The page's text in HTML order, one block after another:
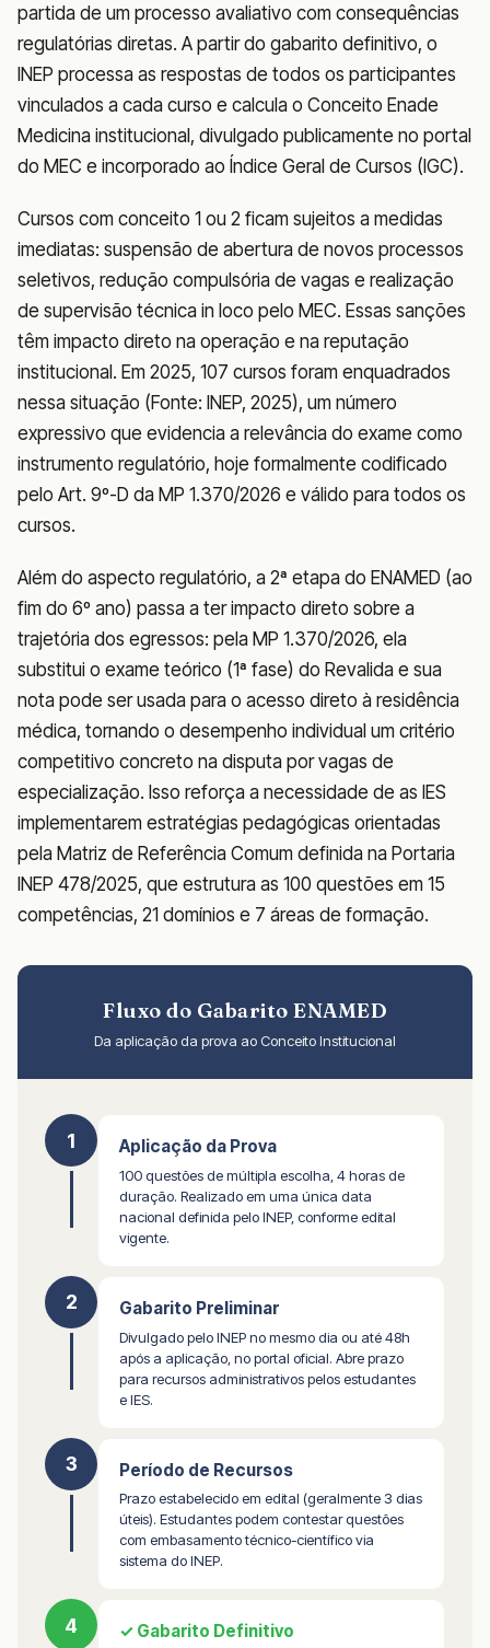
partida de um processo avaliativo com consequências
regulatórias diretas. A partir do gabarito definitivo, o
INEP processa as respostas de todos os participantes
vinculados a cada curso e calcula o Conceito Enade
Medicina institucional, divulgado publicamente no portal
do MEC e incorporado ao Índice Geral de Cursos (IGC).
Cursos com conceito 1 ou 2 ficam sujeitos a medidas
imediatas: suspensão de abertura de novos processos
seletivos, redução compulsória de vagas e realização
de supervisão técnica in loco pelo MEC. Essas sanções
têm impacto direto na operação e na reputação
institucional. Em 2025, 107 cursos foram enquadrados
nessa situação (Fonte: INEP, 2025), um número
expressivo que evidencia a relevância do exame como
instrumento regulatório, hoje formalmente codificado
pelo Art. 9º-D da MP 1.370/2026 e válido para todos os
cursos.
Além do aspecto regulatório, a 2ª etapa do ENAMED (ao
fim do 6º ano) passa a ter impacto direto sobre a
trajetória dos egressos: pela MP 1.370/2026, ela
substitui o exame teórico (1ª fase) do Revalida e sua
nota pode ser usada para o acesso direto à residência
médica, tornando o desempenho individual um critério
competitivo concreto na disputa por vagas de
especialização. Isso reforça a necessidade de as IES
implementarem estratégias pedagógicas orientadas
pela Matriz de Referência Comum definida na Portaria
INEP 478/2025, que estrutura as 100 questões em 15
competências, 21 domínios e 7 áreas de formação.
Fluxo do Gabarito ENAMED
Da aplicação da prova ao Conceito Institucional
1 Aplicação da Prova
100 questões de múltipla escolha, 4 horas de
duração. Realizado em uma única data
nacional definida pelo INEP, conforme edital
vigente.
2 Gabarito Preliminar
Divulgado pelo INEP no mesmo dia ou até 48h
após a aplicação, no portal oficial. Abre prazo
para recursos administrativos pelos estudantes
e IES.
3 Período de Recursos
Prazo estabelecido em edital (geralmente 3 dias
úteis). Estudantes podem contestar questões
com embasamento técnico-científico via
sistema do INEP.
4 ✓ Gabarito Definitivo